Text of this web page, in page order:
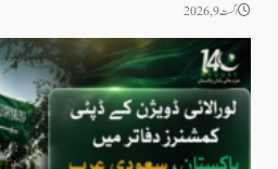
اگست 9, 2026